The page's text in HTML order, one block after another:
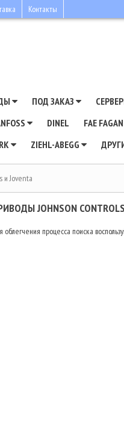
Контакты
ПОД ЗАКАЗ
DINEL FAE FAGAN
ZIEHL-ABEGG
и Joventa
JOHNSON CONTROLS
процесса поиска